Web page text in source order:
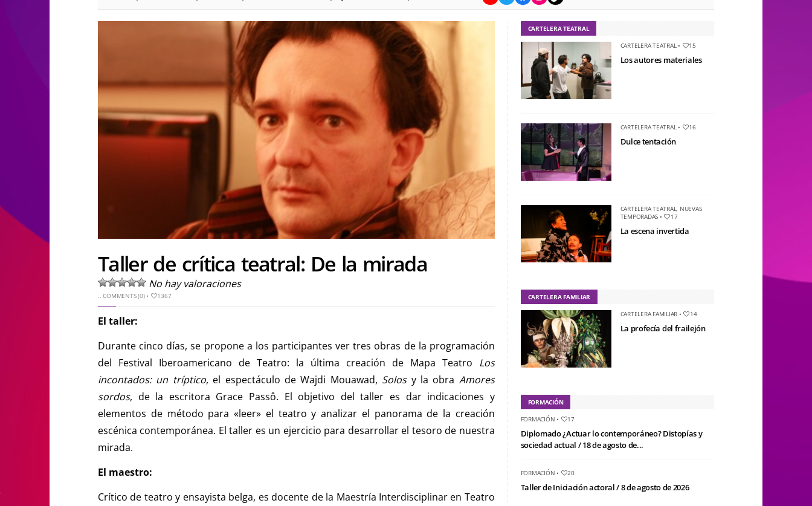
Taller de crítica teatral: De la mirada
No hay valoraciones
..COMMENTS (0)• 1367
El taller:
Durante cinco días, se propone a los participantes ver tres obras de la programación
del Festival Iberoamericano de Teatro: la última creación de Mapa Teatro Los
incontados: un tríptico, el espectáculo de Wajdi Mouawad, Solosy la obra Amores
sordos, de la escritora Grace Passô. El objetivo del taller es dar indicaciones y
elementos de método para «leer» el teatro y analizar el panorama de la creación
escénica contemporánea. El taller es un ejercicio para desarrollar el tesoro de nuestra
mirada.
El maestro:
Crítico de teatro y ensayista belga, es docente de la Maestría Interdisciplinar en Teatro
CARTELERA TEATRAL
CARTELERA TEATRAL• 15
Los autores materiales
CARTELERA TEATRAL• 16
Dulce tentación
CARTELERA TEATRAL, NUEVAS
TEMPORADAS • 17
La escena invertida
CARTELERA FAMILIAR
CARTELERA FAMILIAR • 14
La profecía del frailejón
FORMACIÓN
FORMACIÓN • 17
Diplomado ¿Actuar lo contemporáneo? Distopías y
sociedad actual / 18 de agosto de...
FORMACIÓN • 20
Taller de Iniciación actoral / 8 de agosto de 2026